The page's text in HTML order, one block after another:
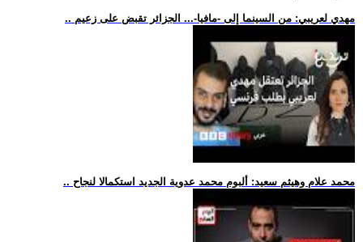
.. مهدي لعريبي: من السينما إلى -مافيا-... الجزائر تقبض على زعيم
.. محمد علام وهيثم سعيد: ألبوم محمد عدوية الجديد استكمالا لنجاح